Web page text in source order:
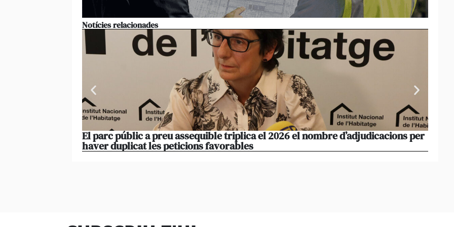
Notícies relacionades
El parc públic a preu assequible triplica el 2026 el nombre d’adjudicacions per
haver duplicat les peticions favorables
La